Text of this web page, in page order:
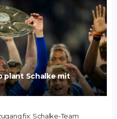
plant Schalke mit
fix: Schalke-Team